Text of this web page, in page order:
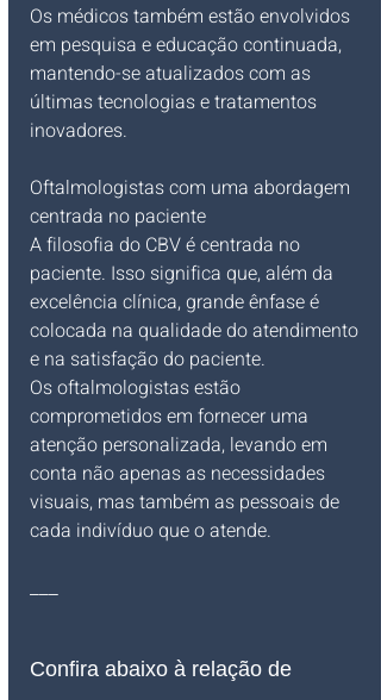
Os médicos também estão envolvidos
em pesquisa e educação continuada,
mantendo-se atualizados com as
últimas tecnologias e tratamentos
inovadores.
Oftalmologistas com uma abordagem
centrada no paciente
A filosofia do CBV é centrada no
paciente. Isso significa que, além da
excelência clínica, grande ênfase é
colocada na qualidade do atendimento
e na satisfação do paciente.
Os oftalmologistas estão
comprometidos em fornecer uma
atenção personalizada, levando em
conta não apenas as necessidades
visuais, mas também as pessoais de
cada indivíduo que o atende.
___
Confira abaixo à relação de